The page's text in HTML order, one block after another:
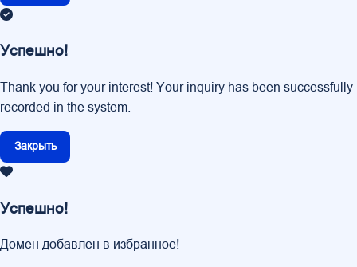
Успешно!
Thank you for your interest! Your inquiry has been successfully
recorded in the system.
Закрыть
Успешно!
Домен добавлен в избранное!